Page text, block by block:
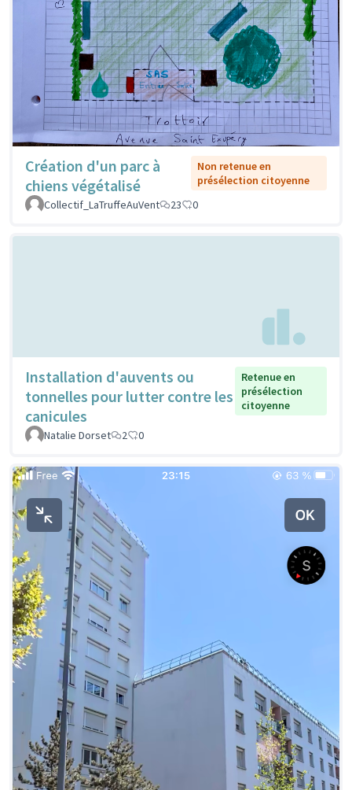
Création d'un parc à
chiens végétalisé
Non retenue en
présélection citoyenne
Collectif_LaTruffeAuVent
23 0
Installation d'auvents ou
tonnelles pour lutter contre les
canicules
Retenue en
présélection
citoyenne
Natalie Dorset 2 0